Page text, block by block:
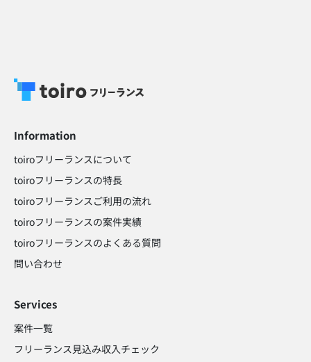
Information
toiroフリーランスについて
toiroフリーランスの特長
toiroフリーランスご利用の流れ
toiroフリーランスの案件実績
toiroフリーランスのよくある質問
問い合わせ​
Services
案件一覧
フリーランス見込み収入チェック​